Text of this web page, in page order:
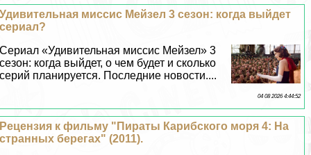
Удивительная миссис Мейзел 3 сезон: когда выйдет
сериал?
Сериал «Удивительная миссис Мейзел» 3
сезон: когда выйдет, о чем будет и сколько
серий планируется. Последние новости....
04 08 2026 4:44:52
Рецензия к фильму "Пираты Карибского моря 4: На
странных берегах" (2011).